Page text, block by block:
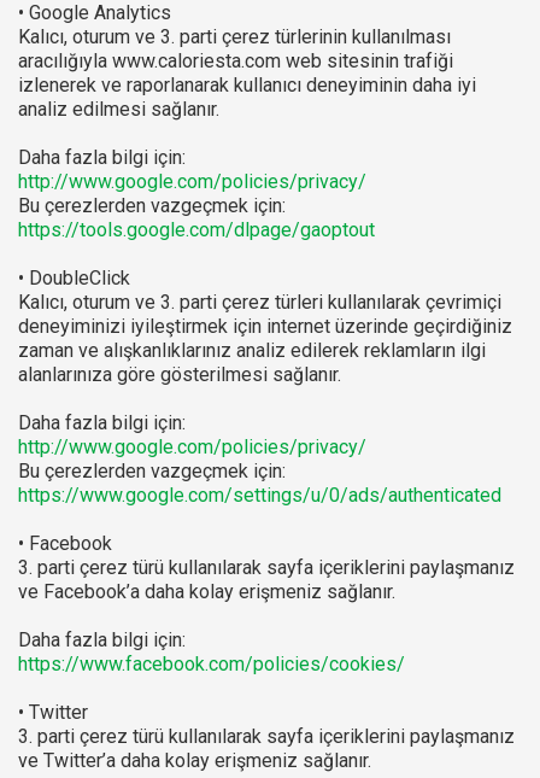
• Google Analytics
Kalıcı, oturum ve 3. parti çerez türlerinin kullanılması
aracılığıyla www.caloriesta.com web sitesinin trafiği
izlenerek ve raporlanarak kullanıcı deneyiminin daha iyi
analiz edilmesi sağlanır.
Daha fazla bilgi için:
http://www.google.com/policies/privacy/
Bu çerezlerden vazgeçmek için:
https://tools.google.com/dlpage/gaoptout
• DoubleClick
Kalıcı, oturum ve 3. parti çerez türleri kullanılarak çevrimiçi
deneyiminizi iyileştirmek için internet üzerinde geçirdiğiniz
zaman ve alışkanlıklarınız analiz edilerek reklamların ilgi
alanlarınıza göre gösterilmesi sağlanır.
Daha fazla bilgi için:
http://www.google.com/policies/privacy/
Bu çerezlerden vazgeçmek için:
https://www.google.com/settings/u/0/ads/authenticated
• Facebook
3. parti çerez türü kullanılarak sayfa içeriklerini paylaşmanız
ve Facebook’a daha kolay erişmeniz sağlanır.
Daha fazla bilgi için:
https://www.facebook.com/policies/cookies/
• Twitter
3. parti çerez türü kullanılarak sayfa içeriklerini paylaşmanız
ve Twitter’a daha kolay erişmeniz sağlanır.